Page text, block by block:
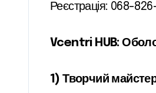
Реєстрація: 068-
Vcentri HUB:
1) Творчий